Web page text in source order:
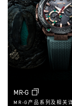
MR-G
MR-G产品系列及相关